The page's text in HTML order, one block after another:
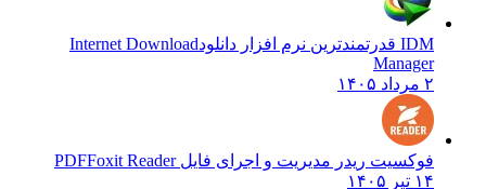
Internet Download
Manager
فوکسیت ریدر مدیریت و اجرای فایل PDF Foxit Reader